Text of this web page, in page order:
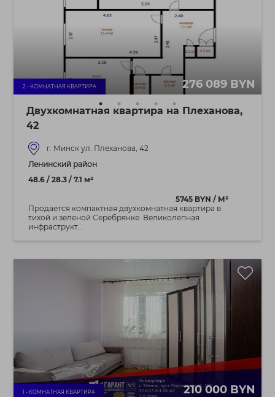
2 - КОМНАТНАЯ КВАРТИРА 276 089 BYN
Двухкомнатная квартира на Плеханова,
42
г. Минск ул. Плеханова, 42
Ленинский район
48.6 / 28.3 / 7.1 м²
5745 BYN / М²
Продается компактная двухкомнатная квартира в
тихой и зеленой Серебрянке. Великолепная
инфраструкт...
1 - КОМНАТНАЯ КВАРТИРА 210 000 BYN